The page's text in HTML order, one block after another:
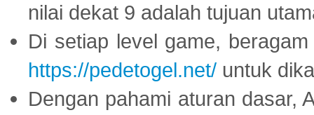
nilai dekat 9 adalah tujuan
Di setiap level game,
https://pedetogel.net/ untuk
Dengan pahami aturan dasar,